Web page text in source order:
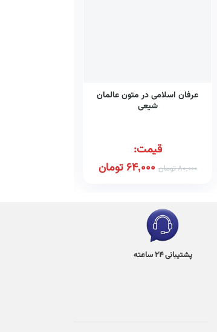
عرفان اسلامی در متون عالمان
شیعی
قیمت:
80,000تومان 64,000 تومان
پشتیبانی 24 ساعته